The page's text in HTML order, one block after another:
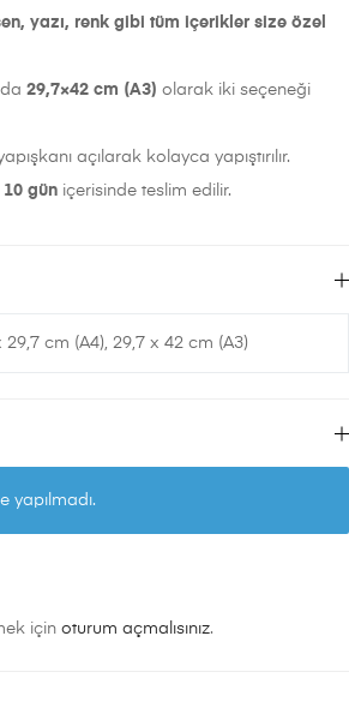
yazı, renk gibi tüm içerikler size özel
29,7×42 cm (A3) olarak iki seçeneği
açılarak kolayca yapıştırılır.
10 gün içerisinde teslim edilir.
29,7 cm (A4), 29,7 x 42 cm (A3)
yapılmadı.
için oturum açmalısınız.